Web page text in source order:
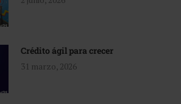
Crédito ágil para crecer
31 marzo, 2026